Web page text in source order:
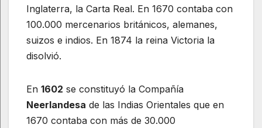
Inglaterra, la Carta Real. En 1670 contaba con
100.000 mercenarios británicos, alemanes,
suizos e indios. En 1874 la reina Victoria la
disolvió.
En 1602 se constituyó la Compañía
Neerlandesa de las Indias Orientales que en
1670 contaba con más de 30.000